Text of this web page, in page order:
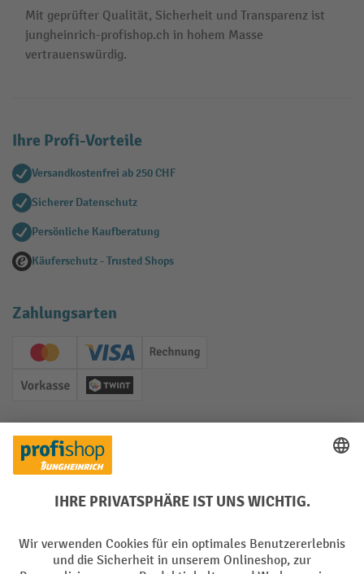
Mit geprüfter Qualität, Sicherheit und Transparenz ist
jungheinrich-profishop.ch in hohem Masse
vertrauenswürdig.
Ihre Profi-Vorteile
Versandkostenfrei ab 250 CHF
Sicherer Datenschutz
Persönliche Kaufberatung
Käuferschutz - Trusted Shops
Zahlungsarten
Creditcard (Master)Creditcard (Visa)
Rechnung
Vorkasse Twint
Soziale Netzwerke
Facebook
YouTube
LinkedInInstagram
Sprachen
DE FR